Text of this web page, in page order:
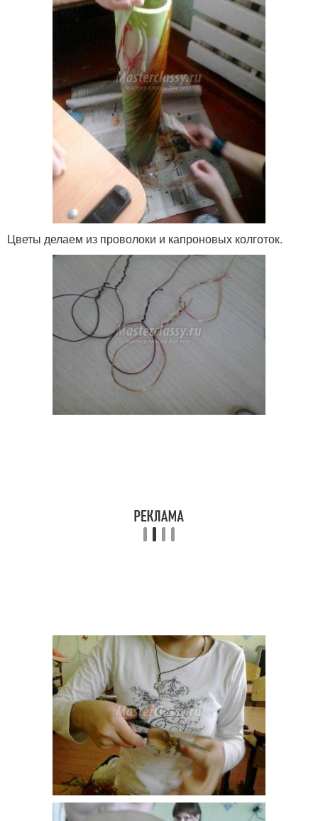
Цветы делаем из проволоки и капроновых колготок.